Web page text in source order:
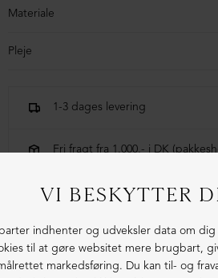
Materiale
Pleje
1-3 dages levering
Fri fragt fra 1.000,- i DK
Ekstraordinær kvalitet -
LIGNENDE PRODUKTER